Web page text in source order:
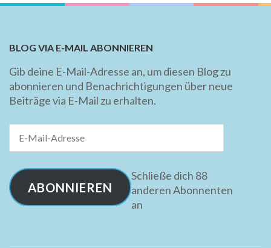
BLOG VIA E-MAIL ABONNIEREN
Gib deine E-Mail-Adresse an, um diesen Blog zu
abonnieren und Benachrichtigungen über neue
Beiträge via E-Mail zu erhalten.
Mail-
ABONNIEREN
Schließe dich 88
anderen Abonnenten
an